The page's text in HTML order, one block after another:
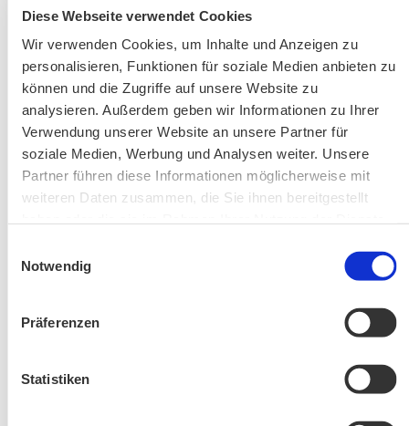
Diese Webseite verwendet Cookies
Wir verwenden Cookies, um Inhalte und Anzeigen zu
personalisieren, Funktionen für soziale Medien anbieten zu
können und die Zugriffe auf unsere Website zu
analysieren. Außerdem geben wir Informationen zu Ihrer
Verwendung unserer Website an unsere Partner für
soziale Medien, Werbung und Analysen weiter. Unsere
Partner führen diese Informationen möglicherweise mit
weiteren Daten zusammen, die Sie ihnen bereitgestellt
Notwendig
Präferenzen
Statistiken
Fahrkarten
Kontakt-Telefonnummern
AKTUELLE ÄNDERUNGEN BEIM BILDUNGSWERK:
Änderung! Aschauer Runde: Bankerlweg – Bärnsee –